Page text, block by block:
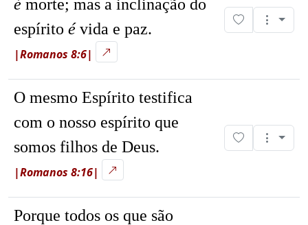
émorte; mas a inclinação do
espírito évida e paz.
|Romanos 8:6|
O mesmo Espírito testifica
com o nosso espírito que
somos filhos de Deus.
|Romanos 8:16|
Porque todos os que são